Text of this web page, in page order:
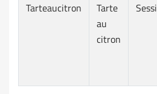
Tarteaucitron
Tarte
au
citron